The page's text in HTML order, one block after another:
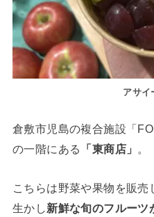
アサイ
倉敷市児島の複合施設「
の一階にある
「東商店」 。
こちらは野菜や果物を販
生かし新鮮な旬のフルーツ